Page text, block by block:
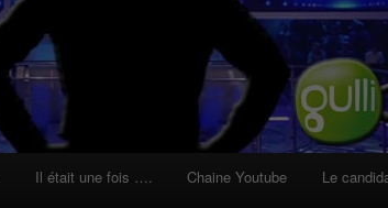
Il était une fois …. Chaine Youtube Le